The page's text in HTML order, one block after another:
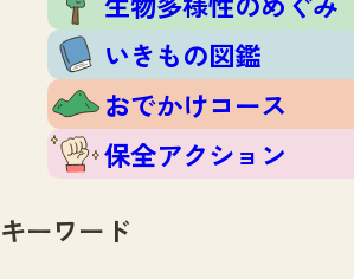
おでかけコース
保全アクション
調査レポートTOP
調査結果
ふくおかいきものマップ
マッチング
マッチングTOP
掲載申し込みフォーム
お問合せ
いきもの図鑑
おでかけコース
保全アクション
キーワード